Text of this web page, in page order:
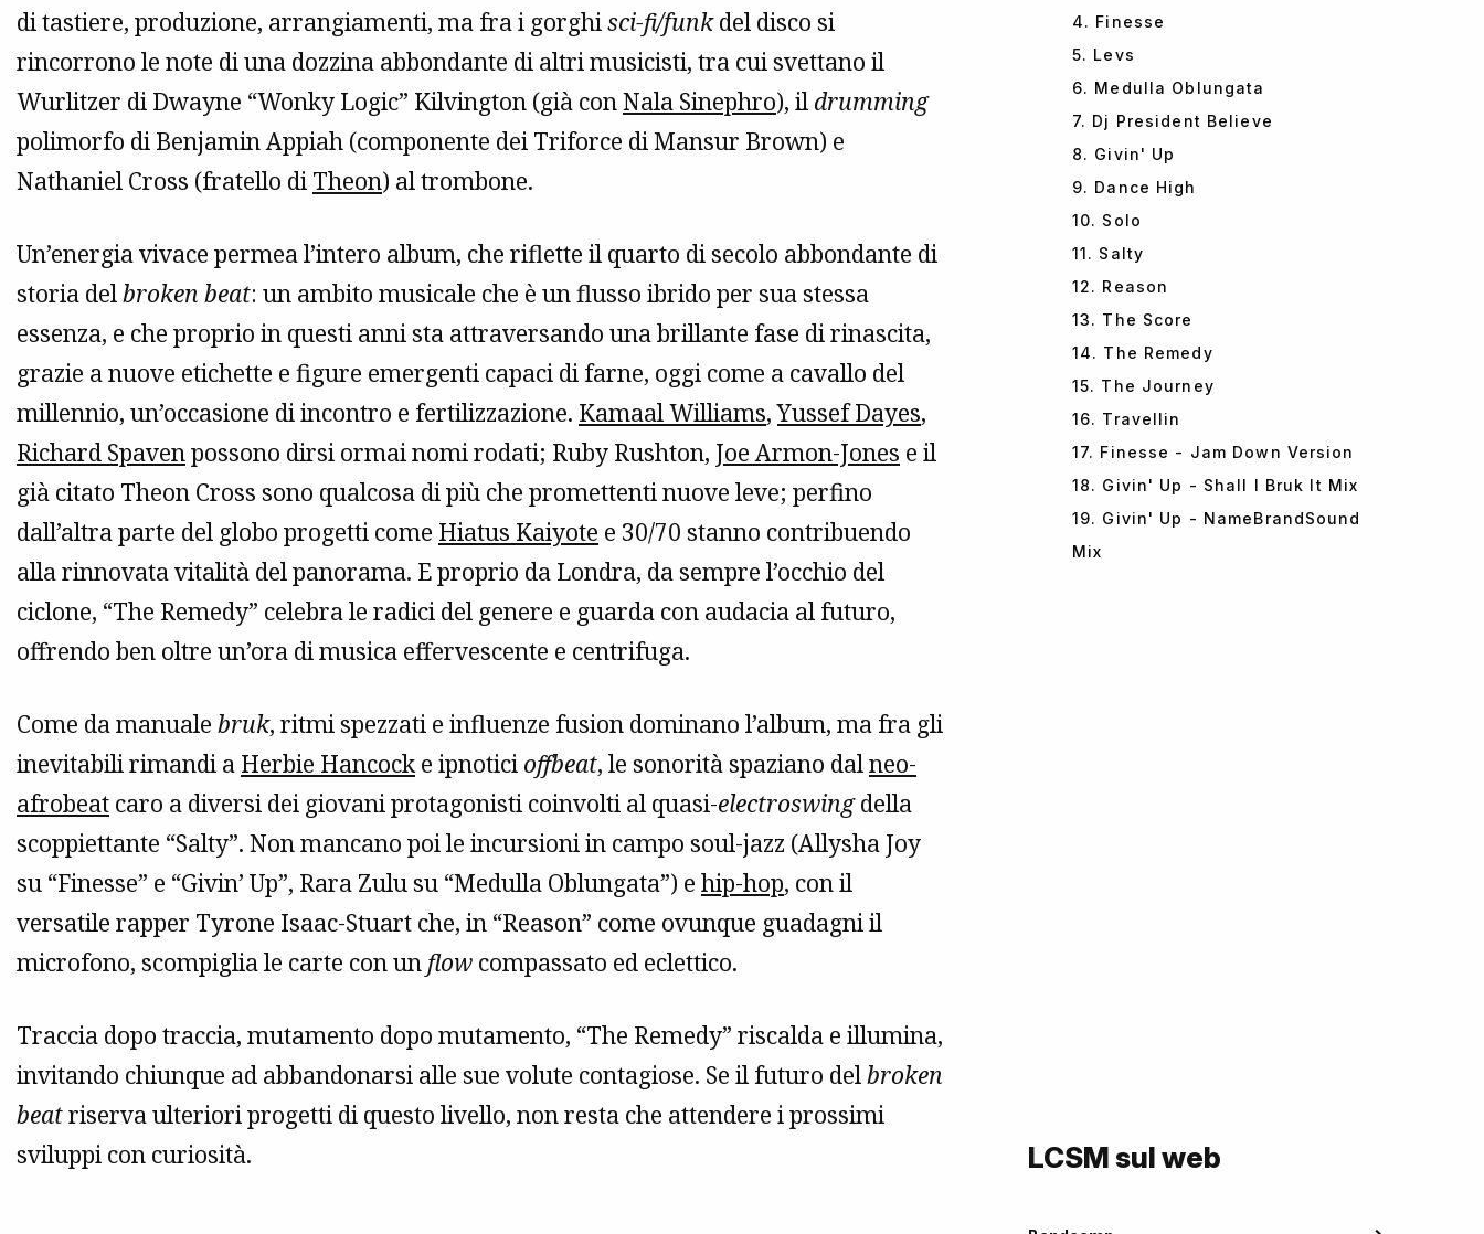
di tastiere, produzione, arrangiamenti, ma fra i gorghisci-fi/funkdel disco si
rincorrono le note di una dozzina abbondante di altri musicisti, tra cui svettano il
Wurlitzer di Dwayne “Wonky Logic” Kilvington (già conNala Sinephro), il drumming
polimorfo di Benjamin Appiah (componente dei Triforce di Mansur Brown) e
Nathaniel Cross (fratello di Theon) al trombone.
Un’energia vivace permea l’intero album, che riflette il quarto di secolo abbondante di
storia delbroken beat: un ambito musicale che è un flusso ibrido per sua stessa
essenza, e che proprio in questi anni sta attraversando una brillante fase di rinascita,
grazie a nuove etichette e figure emergenti capaci di farne, oggi come a cavallo del
millennio, un’occasione di incontro e fertilizzazione. Kamaal Williams,Yussef Dayes,
Richard Spavenpossono dirsi ormai nomi rodati; Ruby Rushton, Joe Armon-Jones e il
già citato Theon Cross sono qualcosa di più che promettenti nuove leve; perfino
dall’altra parte del globo progetti come Hiatus Kaiyote e 30/70 stanno contribuendo
alla rinnovata vitalità del panorama. E proprio da Londra, da sempre l’occhio del
ciclone, “The Remedy” celebra le radici del genere e guarda con audacia al futuro,
offrendo ben oltre un’ora di musica effervescente e centrifuga.
Come da manuale bruk, ritmi spezzati e influenze fusion dominano l’album, ma fra gli
inevitabili rimandi a Herbie Hancocke ipnotici offbeat, le sonorità spaziano dalneo-
afrobeat caro a diversi dei giovani protagonisti coinvolti al quasi-electroswingdella
scoppiettante “Salty”. Non mancano poi le incursioni in campo soul-jazz (Allysha Joy
su “Finesse” e “Givin’ Up”, Rara Zulu su “Medulla Oblungata”) e hip-hop, con il
versatile rapper Tyrone Isaac-Stuart che, in “Reason” come ovunque guadagni il
microfono, scompiglia le carte con un flow compassato ed eclettico.
Traccia dopo traccia, mutamento dopo mutamento, “The Remedy” riscalda e illumina,
invitando chiunque ad abbandonarsi alle sue volute contagiose. Se il futuro delbroken
beatriserva ulteriori progetti di questo livello, non resta che attendere i prossimi
sviluppi con curiosità.
4. Finesse
5. Levs
6. Medulla Oblungata
7. Dj President Believe
8. Givin' Up
9. Dance High
10. Solo
11. Salty
12. Reason
13. The Score
14. The Remedy
15. The Journey
16. Travellin
17. Finesse - Jam Down Version
18. Givin' Up - Shall I Bruk It Mix
19. Givin' Up - NameBrandSound
Mix
LCSM sul web